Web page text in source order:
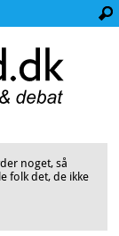
noget, så
folk det, de ikke